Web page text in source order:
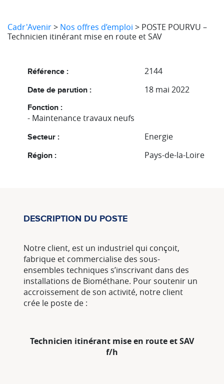
Cadr'Avenir> Nos offres d’emploi > POSTE POURVU –
Technicien itinérant mise en route et SAV
Référence : 2144
Date de parution : 18 mai 2022
Fonction :
- Maintenance travaux neufs
Secteur : Energie
Région : Pays-de-la-Loire
DESCRIPTION DU POSTE
Notre client, est un industriel qui conçoit,
fabrique et commercialise des sous-
ensembles techniques s’inscrivant dans des
installations de Biométhane. Pour soutenir un
accroissement de son activité, notre client
crée le poste de :
Technicien itinérant mise en route et SAV
f/h